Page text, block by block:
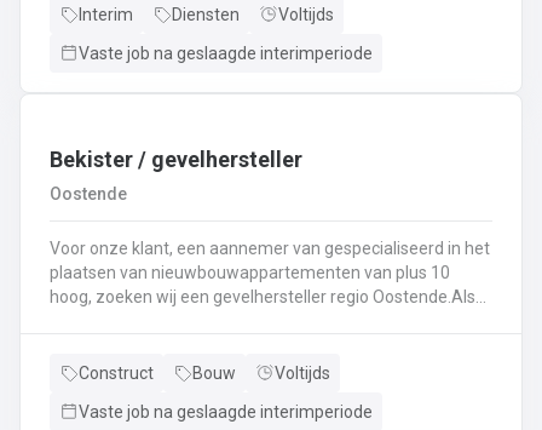
Dan ben jij de persoon die wij zoeken!
Interim Diensten
Voltijds
Vaste job na geslaagde interimperiode
Bekister / gevelhersteller
Oostende
Voor onze klant, een aannemer van gespecialiseerd in het
plaatsen van nieuwbouwappartementen van plus 10
hoog, zoeken wij een gevelhersteller regio Oostende.Als
collegas. Je zal voornamelijk ingezet worden voor:
gevel;Opnieuw voegen van bakstenen;Renovatie van
Construct Bouw
Voltijds
Vaste job na geslaagde interimperiode